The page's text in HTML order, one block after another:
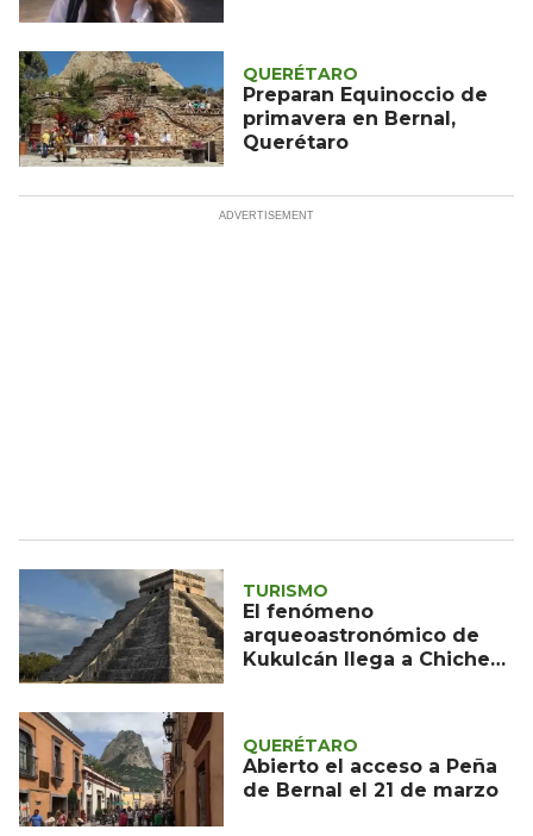
QUERÉTARO
Preparan Equinoccio de
primavera en Bernal,
Querétaro
TURISMO
El fenómeno
arqueoastronómico de
Kukulcán llega a Chichen
QUERÉTARO
Abierto el acceso a Peña
de Bernal el 21 de marzo